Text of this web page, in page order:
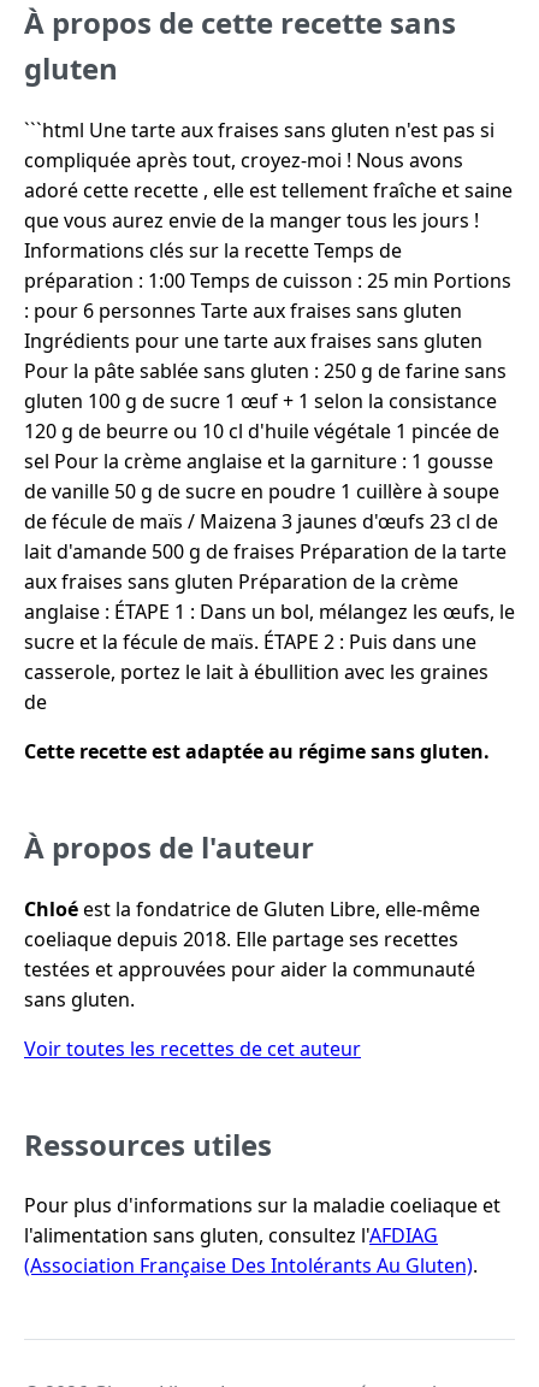
À propos de cette recette sans
gluten
```html Une tarte aux fraises sans gluten n'est pas si
compliquée après tout, croyez-moi ! Nous avons
adoré cette recette , elle est tellement fraîche et saine
que vous aurez envie de la manger tous les jours !
Informations clés sur la recette Temps de
préparation : 1:00 Temps de cuisson : 25 min Portions
: pour 6 personnes Tarte aux fraises sans gluten
Ingrédients pour une tarte aux fraises sans gluten
Pour la pâte sablée sans gluten : 250 g de farine sans
gluten 100 g de sucre 1 œuf + 1 selon la consistance
120 g de beurre ou 10 cl d'huile végétale 1 pincée de
sel Pour la crème anglaise et la garniture : 1 gousse
de vanille 50 g de sucre en poudre 1 cuillère à soupe
de fécule de maïs / Maizena 3 jaunes d'œufs 23 cl de
lait d'amande 500 g de fraises Préparation de la tarte
aux fraises sans gluten Préparation de la crème
anglaise : ÉTAPE 1 : Dans un bol, mélangez les œufs, le
sucre et la fécule de maïs. ÉTAPE 2 : Puis dans une
casserole, portez le lait à ébullition avec les graines
de
Cette recette est adaptée au régime sans gluten.
À propos de l'auteur
Chloéest la fondatrice de Gluten Libre, elle-même
coeliaque depuis 2018. Elle partage ses recettes
testées et approuvées pour aider la communauté
sans gluten.
Voir toutes les recettes de cet auteur
Ressources utiles
Pour plus d'informations sur la maladie coeliaque et
l'alimentation sans gluten, consultez l'AFDIAG
(Association Française Des Intolérants Au Gluten).